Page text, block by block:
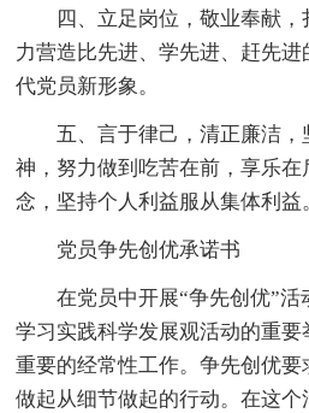
四、立足岗位，敬业奉献
力营造比先进、学先进、赶先
代党员新形象。
五、言于律己，清正廉洁
神，努力做到吃苦在前，享乐
念，坚持个人利益服从集体利益
党员争先创优承诺书
在党员中开展“争先创优”活
学习实践科学发展观活动的重
重要的经常性工作。争先创优
做起从细节做起的行动。在这个